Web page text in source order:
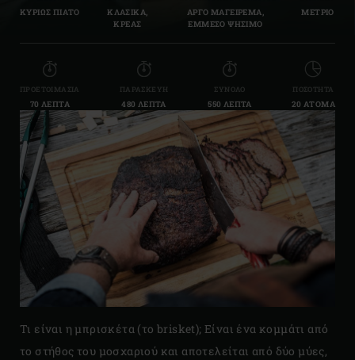
ΚΥΡΙΩΣ ΠΙΑΤΟ
ΚΛΑΣΙΚΆ,
ΚΡΕΑΣ
ΑΡΓΟ ΜΑΓΕΙΡΕΜΑ,
ΕΜΜΕΣΟ ΨΗΣΙΜΟ
ΜΕΤΡΙΟ
ΠΡΟΕΤΟΙΜΑΣΊΑ
70 ΛΕΠΤΆ
ΠΑΡΑΣΚΕΥΉ
480 ΛΕΠΤΆ
ΣΎΝΟΛΟ
550 ΛΕΠΤΆ
ΠΟΣΌΤΗΤΑ
20 ΆΤΟΜΑ
Τι είναι η μπρισκέτα (το brisket); Είναι ένα κομμάτι από
το στήθος του μοσχαριού και αποτελείται από δύο μύες,